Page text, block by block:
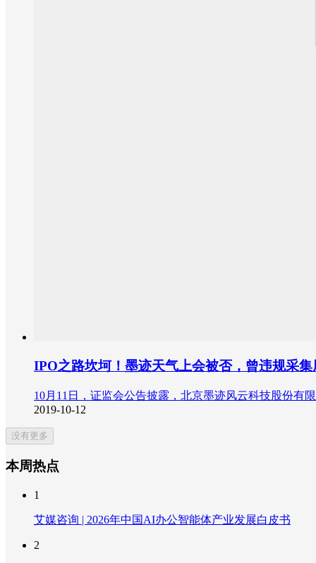
IPO之路坎坷！墨迹天气上会被否，曾违规采
10月11日，证监会公告披露，北京墨迹风云科技股份有
2019-10-12
没有更多
本周热点
1
艾媒咨询 | 2026年中国AI办公智能体产业发展白皮书
2